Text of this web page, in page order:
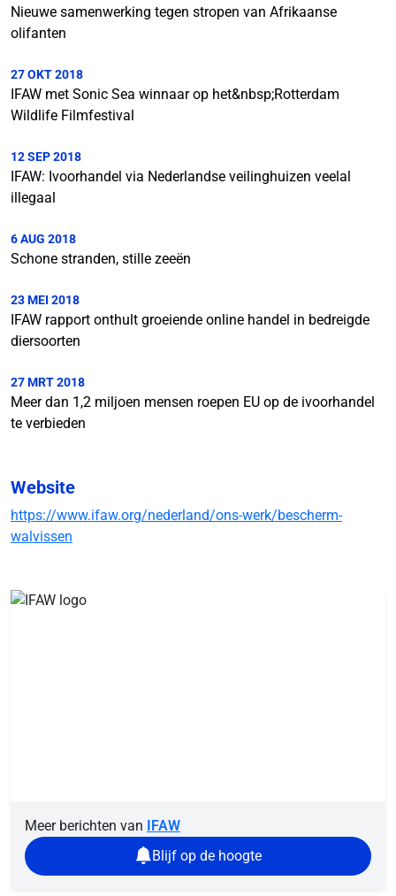
Nieuwe samenwerking tegen stropen van Afrikaanse
olifanten
27 OKT 2018
IFAW met Sonic Sea winnaar op het&nbsp;Rotterdam
Wildlife Filmfestival
12 SEP 2018
IFAW: Ivoorhandel via Nederlandse veilinghuizen veelal
illegaal
6 AUG 2018
Schone stranden, stille zeeën
23 MEI 2018
IFAW rapport onthult groeiende online handel in bedreigde
diersoorten
27 MRT 2018
Meer dan 1,2 miljoen mensen roepen EU op de ivoorhandel
te verbieden
Website
https://www.ifaw.org/nederland/ons-werk/bescherm-
walvissen
Meer berichten van IFAW
Blijf op de hoogte